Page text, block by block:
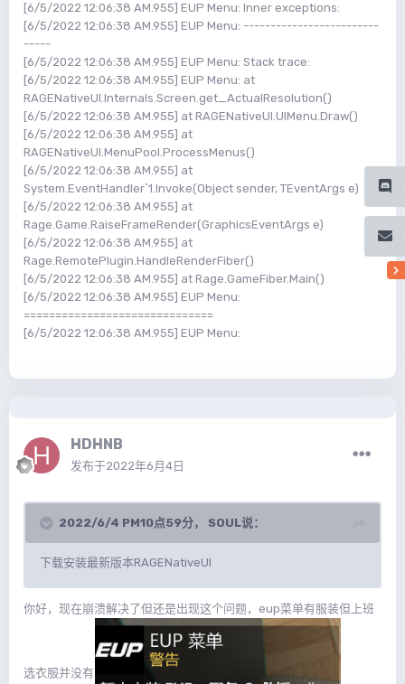
[6/5/2022 12:06:38 AM.955] EUP Menu: Inner exceptions:
[6/5/2022 12:06:38 AM.955] EUP Menu: -------------------------
-----
[6/5/2022 12:06:38 AM.955] EUP Menu: Stack trace:
[6/5/2022 12:06:38 AM.955] EUP Menu: at
RAGENativeUI.Internals.Screen.get_ActualResolution()
[6/5/2022 12:06:38 AM.955] at RAGENativeUI.UIMenu.Draw()
[6/5/2022 12:06:38 AM.955] at
RAGENativeUI.MenuPool.ProcessMenus()
[6/5/2022 12:06:38 AM.955] at
System.EventHandler`1.Invoke(Object sender, TEventArgs e)
[6/5/2022 12:06:38 AM.955] at
Rage.Game.RaiseFrameRender(GraphicsEventArgs e)
[6/5/2022 12:06:38 AM.955] at
Rage.RemotePlugin.HandleRenderFiber()
[6/5/2022 12:06:38 AM.955] at Rage.GameFiber.Main()
[6/5/2022 12:06:38 AM.955] EUP Menu:
==============================
[6/5/2022 12:06:38 AM.955] EUP Menu:
HDHNB
发布于2022年6月4日
2022/6/4 PM10点59分， SOUL说：
下载安装最新版本RAGENativeUI
你好，现在崩溃解决了但还是出现这个问题，eup菜单有服装但上班
选衣服并没有